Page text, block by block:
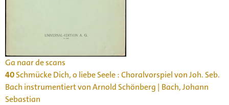
Ga naar de scans
40Schmücke Dich, o liebe Seele : Choralvorspiel von Joh. Seb.
Bach instrumentiert von Arnold Schönberg | Bach, Johann
Sebastian